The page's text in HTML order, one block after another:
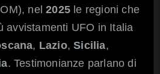
nel2025 le regioni che
avvistamenti UFO in Italia
, Lazio,Sicilia,
. Testimonianze parlano di